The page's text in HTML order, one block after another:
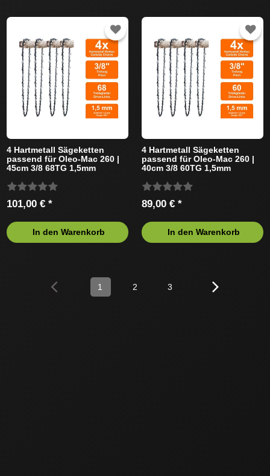
4 Hartmetall Sägeketten
passend für Oleo-Mac 260 |
45cm 3/8 68TG 1,5mm
101,00 € *
In den Warenkorb
4 Hartmetall Sägeketten
passend für Oleo-Mac 260 |
40cm 3/8 60TG 1,5mm
89,00 € *
In den Warenkorb
1 2 3